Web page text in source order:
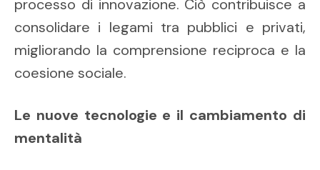
processo di innovazione. Ciò contribuisce a
consolidare i legami tra pubblici e privati,
migliorando la comprensione reciproca e la
coesione sociale.
Le nuove tecnologie e il cambiamento di
mentalità